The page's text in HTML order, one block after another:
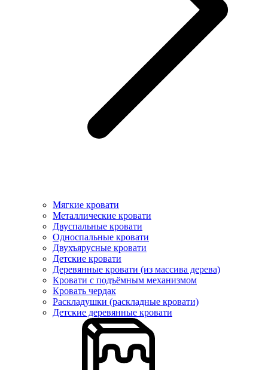
Мягкие кровати
Металлические кровати
Двуспальные кровати
Односпальные кровати
Двухъярусные кровати
Детские кровати
Деревянные кровати (из массива дерева)
Кровати с подъёмным механизмом
Кровать чердак
Раскладушки (раскладные кровати)
Детские деревянные кровати